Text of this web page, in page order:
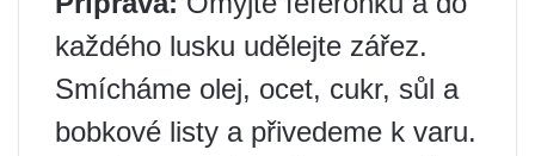
každého lusku udělejte zářez.
Smícháme olej, ocet, cukr, sůl a
bobkové listy a přivedeme k varu.